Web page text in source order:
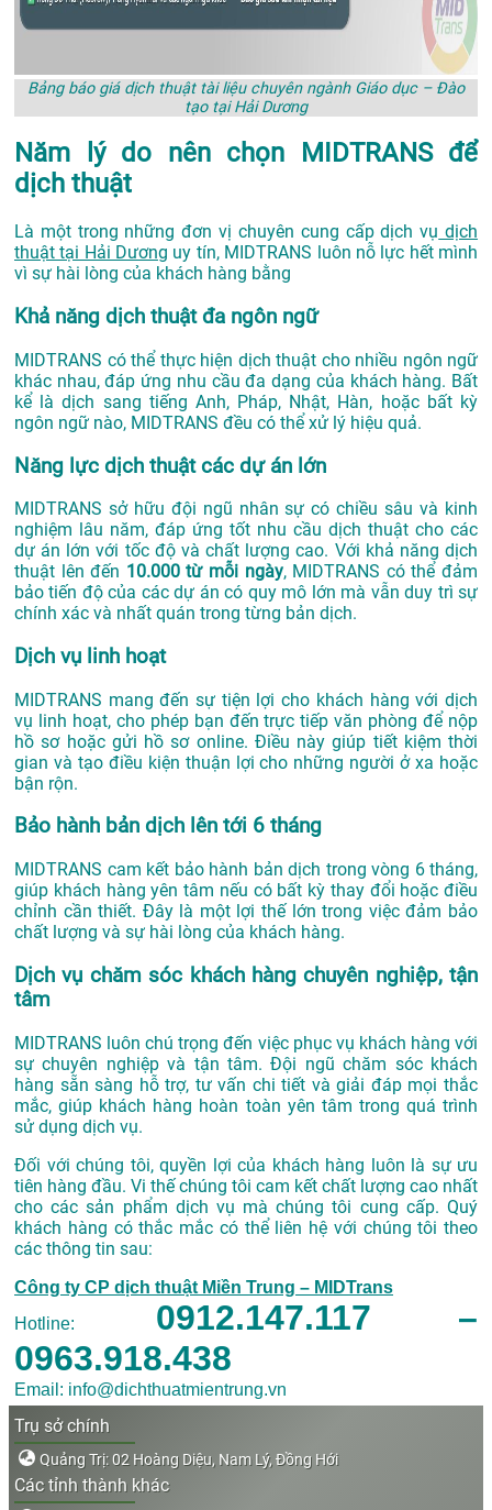
Bảng báo giá dịch thuật tài liệu chuyên ngành Giáo dục – Đào
tạo tại Hải Dương
Năm lý do nên chọn MIDTRANS để
dịch thuật
Là một trong những đơn vị chuyên cung cấp dịch vụ dịch
thuật tại Hải Dương uy tín, MIDTRANS luôn nỗ lực hết mình
vì sự hài lòng của khách hàng bằng
Khả năng dịch thuật đa ngôn ngữ
MIDTRANS có thể thực hiện dịch thuật cho nhiều ngôn ngữ
khác nhau, đáp ứng nhu cầu đa dạng của khách hàng. Bất
kể là dịch sang tiếng Anh, Pháp, Nhật, Hàn, hoặc bất kỳ
ngôn ngữ nào, MIDTRANS đều có thể xử lý hiệu quả.
Năng lực dịch thuật các dự án lớn
MIDTRANS sở hữu đội ngũ nhân sự có chiều sâu và kinh
nghiệm lâu năm, đáp ứng tốt nhu cầu dịch thuật cho các
dự án lớn với tốc độ và chất lượng cao. Với khả năng dịch
thuật lên đến 10.000 từ mỗi ngày, MIDTRANS có thể đảm
bảo tiến độ của các dự án có quy mô lớn mà vẫn duy trì sự
chính xác và nhất quán trong từng bản dịch.
Dịch vụ linh hoạt
MIDTRANS mang đến sự tiện lợi cho khách hàng với dịch
vụ linh hoạt, cho phép bạn đến trực tiếp văn phòng để nộp
hồ sơ hoặc gửi hồ sơ online. Điều này giúp tiết kiệm thời
gian và tạo điều kiện thuận lợi cho những người ở xa hoặc
bận rộn.
Bảo hành bản dịch lên tới 6 tháng
MIDTRANS cam kết bảo hành bản dịch trong vòng 6 tháng,
giúp khách hàng yên tâm nếu có bất kỳ thay đổi hoặc điều
chỉnh cần thiết. Đây là một lợi thế lớn trong việc đảm bảo
chất lượng và sự hài lòng của khách hàng.
Dịch vụ chăm sóc khách hàng chuyên nghiệp, tận
tâm
MIDTRANS luôn chú trọng đến việc phục vụ khách hàng với
sự chuyên nghiệp và tận tâm. Đội ngũ chăm sóc khách
hàng sẵn sàng hỗ trợ, tư vấn chi tiết và giải đáp mọi thắc
mắc, giúp khách hàng hoàn toàn yên tâm trong quá trình
sử dụng dịch vụ.
Đối với chúng tôi, quyền lợi của khách hàng luôn là sự ưu
tiên hàng đầu. Vi thế chúng tôi cam kết chất lượng cao nhất
cho các sản phẩm dịch vụ mà chúng tôi cung cấp. Quý
khách hàng có thắc mắc có thể liên hệ với chúng tôi theo
các thông tin sau:
Công ty CP dịch thuật Miền Trung – MIDTrans
Hotline: 0912.147.117 –
0963.918.438
Email: info@dichthuatmientrung.vn
Trụ sở chính
Quảng Trị: 02 Hoàng Diệu, Nam Lý, Đồng Hới
Các tỉnh thành khác